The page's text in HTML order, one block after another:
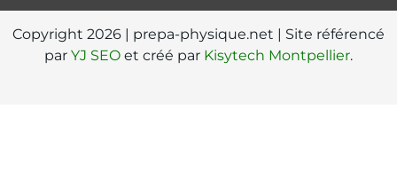
Copyright 2026 | prepa-physique.net | Site référencé
par YJ SEO et créé par Kisytech Montpellier.